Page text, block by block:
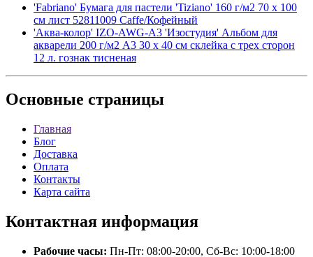
'Fabriano' Бумага для пастели 'Tiziano' 160 г/м2 70 х 100
см лист 52811009 Caffe/Кофейный
'Аква-колор' IZO-AWG-A3 'Изостудия' Альбом для
акварели 200 г/м2 A3 30 х 40 см склейка с трех сторон
12 л. гознак тисненая
Основные страницы
Главная
Блог
Доставка
Оплата
Контакты
Карта сайта
Контактная информация
Рабочие часы: Пн-Пт: 08:00-20:00, Сб-Вс: 10:00-18:00